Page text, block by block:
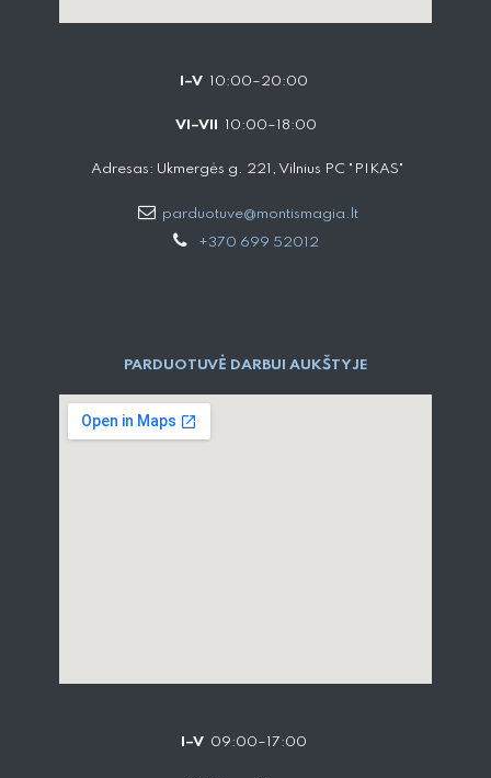
I–V 10:00–20:00
VI–VII 10:00–18:00
Adresas: Ukmergės g. 221, Vilnius PC "PIKAS"
parduotuve@montismagia.lt
+370 699 52012
PARDUOTUVĖ DARBUI AUKŠTYJE
I–V 09:00–17:00